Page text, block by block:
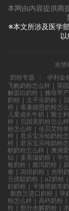
本网由内容提供商
※本文所涉及医学
友情
奶粉专题
： 伊利金
飞帆奶粉怎么样 | 英
解蛋白奶粉 | 雅培早
奶粉 | 太子乐奶粉 |
样 | 雀巢能恩奶粉怎
儿童成长牛奶 | 雅士
样 | 贝因美奶粉怎么样
粉怎么样 | 佳贝艾特
样 | 君乐宝乐铂奶粉
样 | 君乐宝乐纯奶粉
帜奶粉怎么样 | 澳洲
钻 | 多美滋奶粉 | 学
敏奶粉 | 腹泻奶粉 |
睿 | 高培奶粉 | 光明
元优聪奶粉 | a2奶粉 |
妇奶粉 | 卡洛塔妮羊
新西兰进口奶粉 | 孕
粉怎么样 | 高钙奶粉 |
粉 | 部分水解奶粉 |